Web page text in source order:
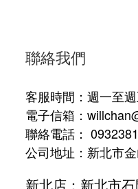
聯絡我們
客服時間：週一至
電子信箱：
聯絡電話：
公司地址：新北市
新北店：新北市